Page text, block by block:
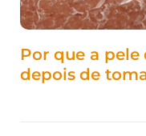
Por que a pele
depois de